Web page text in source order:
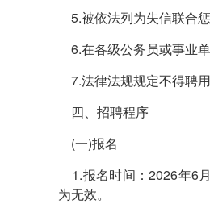
5.被依法列为失信联合
6.在各级公务员或事业
7.法律法规规定不得聘用
四、招聘程序
(一)报名
1.报名时间：2026年6
为无效。